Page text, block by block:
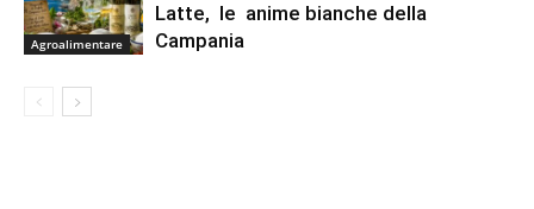
Agroalimentare
Latte, le anime bianche della
Campania